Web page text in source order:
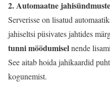
2. Automaatne
Serverisse on lisatud
jahiseltsi püsivates jahtides
tunni möödumiselnende
See aitab hoida jahikaardid
kogunemist.